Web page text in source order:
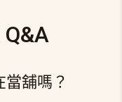
舖嗎？